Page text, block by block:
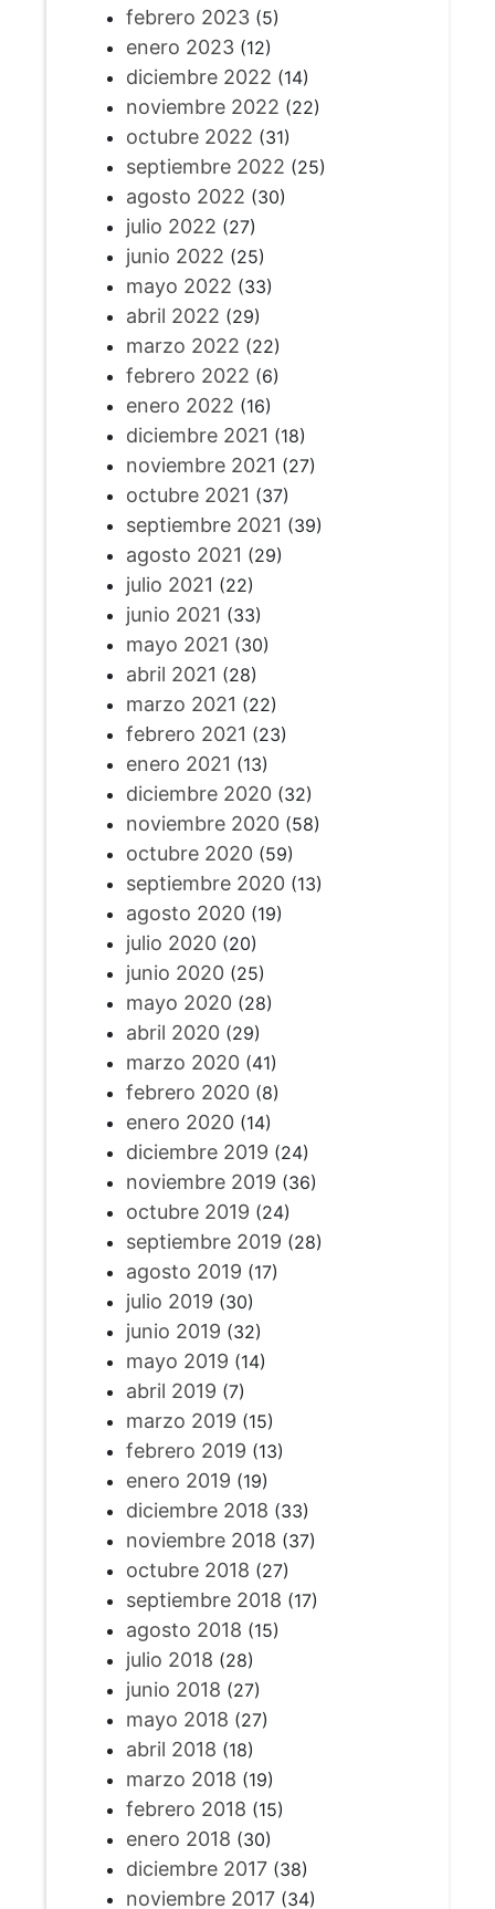
febrero 2023(5)
enero 2023(12)
diciembre 2022 (14)
noviembre 2022 (22)
octubre 2022 (31)
septiembre 2022 (25)
agosto 2022 (30)
julio 2022 (27)
junio 2022 (25)
mayo 2022 (33)
abril 2022 (29)
marzo 2022 (22)
febrero 2022 (6)
enero 2022 (16)
diciembre 2021 (18)
noviembre 2021 (27)
octubre 2021 (37)
septiembre 2021 (39)
agosto 2021 (29)
julio 2021 (22)
junio 2021 (33)
mayo 2021 (30)
abril 2021 (28)
marzo 2021 (22)
febrero 2021 (23)
enero 2021 (13)
diciembre 2020(32)
noviembre 2020(58)
octubre 2020(59)
septiembre 2020(13)
agosto 2020(19)
julio 2020(20)
junio 2020(25)
mayo 2020(28)
abril 2020(29)
marzo 2020(41)
febrero 2020(8)
enero 2020(14)
diciembre 2019 (24)
noviembre 2019 (36)
octubre 2019 (24)
septiembre 2019 (28)
agosto 2019 (17)
julio 2019 (30)
junio 2019 (32)
mayo 2019 (14)
abril 2019 (7)
marzo 2019 (15)
febrero 2019 (13)
enero 2019 (19)
diciembre 2018 (33)
noviembre 2018 (37)
octubre 2018 (27)
septiembre 2018 (17)
agosto 2018 (15)
julio 2018 (28)
junio 2018 (27)
mayo 2018 (27)
abril 2018 (18)
marzo 2018 (19)
febrero 2018 (15)
enero 2018 (30)
diciembre 2017(38)
noviembre 2017(34)